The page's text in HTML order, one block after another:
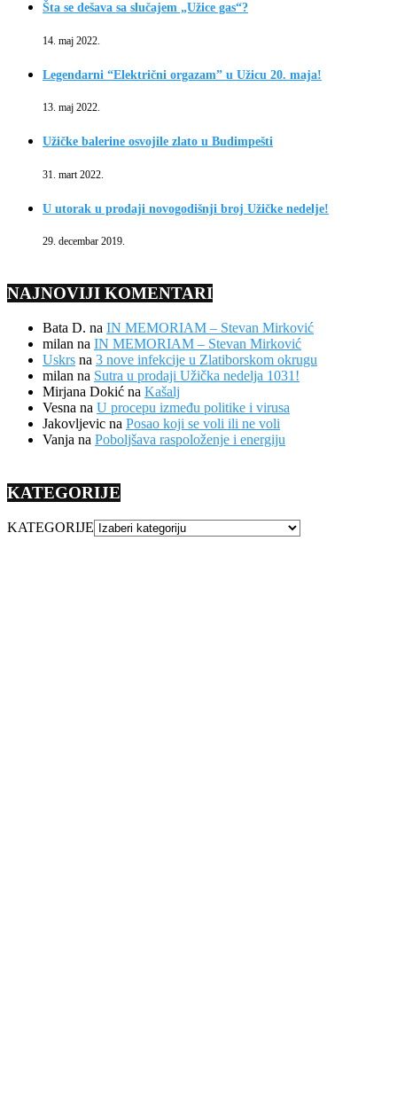
Šta se dešava sa slučajem „Užice gas“?
14. maj 2022.
Legendarni “Električni orgazam” u Užicu 20. maja!
13. maj 2022.
Užičke balerine osvojile zlato u Budimpešti
31. mart 2022.
U utorak u prodaji novogodišnji broj Užičke nedelje!
29. decembar 2019.
NAJNOVIJI KOMENTARI
Bata D. na IN MEMORIAM – Stevan Mirković
milan na IN MEMORIAM – Stevan Mirković
Uskrs na 3 nove infekcije u Zlatiborskom okrugu
milan na Sutra u prodaji Užička nedelja 1031!
Mirjana Dokić na Kašalj
Vesna na U procepu između politike i virusa
Jakovljevic na Posao koji se voli ili ne voli
Vanja na Poboljšava raspoloženje i energiju
KATEGORIJE
KATEGORIJE